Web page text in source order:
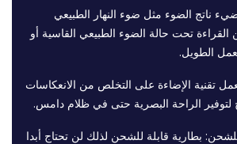
ناتج الضوء مثل ضوء النهار الطبيعي
القراءة تحت حالة الضوء الطبيعي القاسية أو
الطويل.
تقنية الإضاءة على التخلص من الانعكاسات
لتوفير الراحة البصرية حتى في ظلام دامس.
بطارية قابلة للشحن لذلك لن تحتاج أبدا